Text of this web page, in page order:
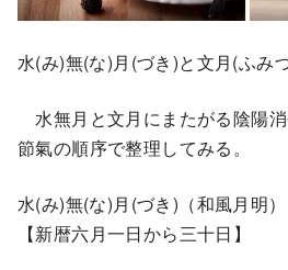
水(み)無(な)月(づき)と文月(ふみ
水無月と文月にまたがる陰陽
節氣の順序で整理してみる。
水(み)無(な)月(づき)（和風月明）
【新暦六月一日から三十日】